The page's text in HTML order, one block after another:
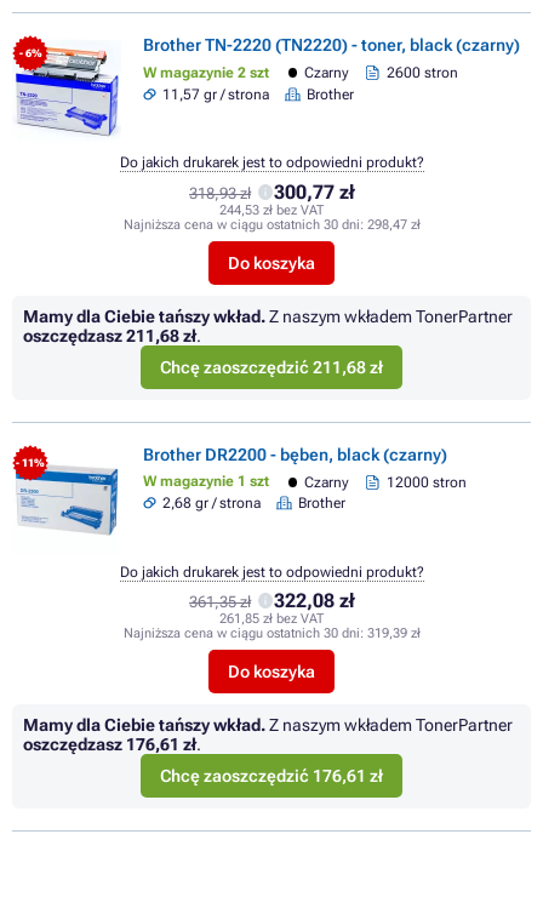
- 6% Brother TN-2220 (TN2220) - toner, black (czarny)
W magazynie 2 szt Czarny
2600 stron
11,57 gr / strona
Brother
318,93 zł 300,77 zł
244,53 zł bez VAT
Najniższa cena w ciągu ostatnich 30 dni: 298,47 zł
Do koszyka
Do jakich drukarek jest to odpowiedni produkt?
Mamy dla Ciebie tańszy wkład.Z naszym wkładem TonerPartner
oszczędzasz211,68 zł.
Chcę zaoszczędzić 211,68 zł
- 11% Brother DR2200 - bęben, black (czarny)
W magazynie 1 szt Czarny
12000 stron
2,68 gr / strona
Brother
361,35 zł 322,08 zł
261,85 zł bez VAT
Najniższa cena w ciągu ostatnich 30 dni: 319,39 zł
Do koszyka
Do jakich drukarek jest to odpowiedni produkt?
Mamy dla Ciebie tańszy wkład.Z naszym wkładem TonerPartner
oszczędzasz 176,61 zł.
Chcę zaoszczędzić 176,61 zł